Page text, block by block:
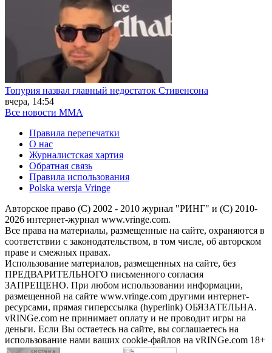
Топурия назвал главный недостаток Стивенсона
вчера, 14:54
Все новости MMA
Правила перепечатки
О нас
Журналистская хартия
Обратная связь
Правила использования
Polska wersja Vringe
Авторское право (С) 2002 - 2010 журнал "РИНГ" и (С) 2010-
2026 интернет-журнал www.vringe.com.
Все права на материалы, размещенные на сайте, охраняются в
соответствии с законодательством, в том числе, об авторском
праве и смежных правах.
Использование материалов, размещенных на сайте, без
ПРЕДВАРИТЕЛЬНОГО письменного согласия
ЗАПРЕЩЕНО. При любом использовании информации,
размещенной на сайте www.vringe.com другими интернет-
ресурсами, прямая гиперссылка (hyperlink) ОБЯЗАТЕЛЬНА.
vRINGe.com не принимает оплату и не проводит игры на
деньги. Если Вы остаетесь на сайте, вы соглашаетесь на
использование нами ваших cookie-файлов на vRINGe.com 18+